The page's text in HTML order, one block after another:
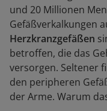
und 20 Millionen
Gefäßverkalkungen
Herzkranzgefäßen
betroffen, die das
versorgen. Seltener
den peripheren
der Arme. Warum